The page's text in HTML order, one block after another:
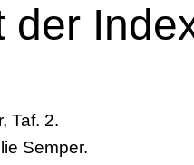
der
Taf. 2.
Semper.